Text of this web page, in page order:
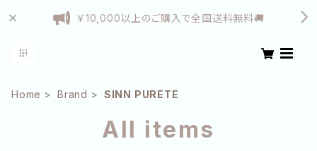
￥10,000以上のご購入で全国送料無料🚚
Home Brand SINN PURETE
All items